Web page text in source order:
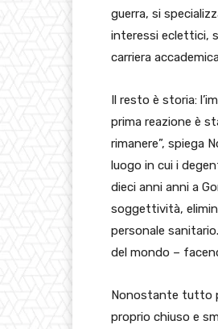
guerra, si
interessi eclettici,
carriera
Il resto è storia:
prima reazione è
rimanere”, spiega
luogo in cui i
dieci anni anni a
soggettività,
personale
del mondo –
Nonostante tutto
proprio chiuso e